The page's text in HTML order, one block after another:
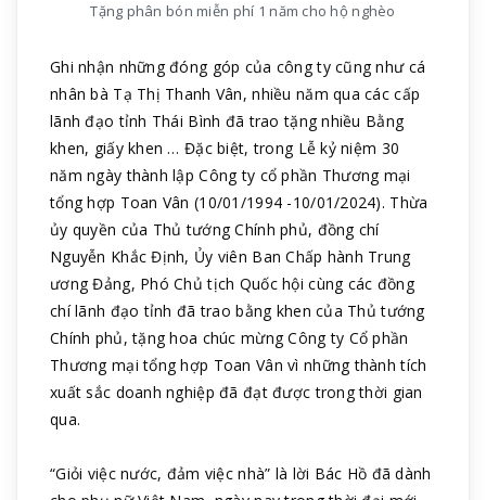
Tặng phân bón miễn phí 1 năm cho hộ nghèo
Ghi nhận những đóng góp của công ty cũng như cá
nhân bà Tạ Thị Thanh Vân, nhiều năm qua các cấp
lãnh đạo tỉnh Thái Bình đã trao tặng nhiều Bằng
khen, giấy khen … Đặc biệt, trong Lễ kỷ niệm 30
năm ngày thành lập Công ty cổ phần Thương mại
tổng hợp Toan Vân (10/01/1994 -10/01/2024). Thừa
ủy quyền của Thủ tướng Chính phủ, đồng chí
Nguyễn Khắc Định, Ủy viên Ban Chấp hành Trung
ương Đảng, Phó Chủ tịch Quốc hội cùng các đồng
chí lãnh đạo tỉnh đã trao bằng khen của Thủ tướng
Chính phủ, tặng hoa chúc mừng Công ty Cổ phần
Thương mại tổng hợp Toan Vân vì những thành tích
xuất sắc doanh nghiệp đã đạt được trong thời gian
qua.
“Giỏi việc nước, đảm việc nhà” là lời Bác Hồ đã dành